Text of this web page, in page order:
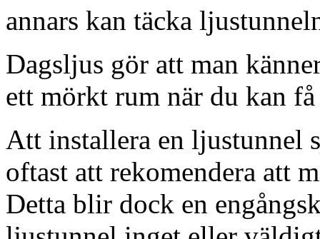
annars kan täcka
Dagsljus gör att man
ett mörkt rum när du kan
Att installera en ljustunnel
oftast att rekomendera att
Detta blir dock en